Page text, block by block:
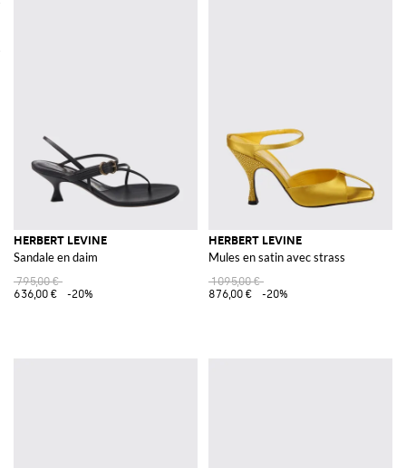
HERBERT LEVINE
Sandale en daim
795,00 €
636,00 €
-20%
HERBERT LEVINE
Mules en satin avec strass
1 095,00 €
876,00 €
-20%